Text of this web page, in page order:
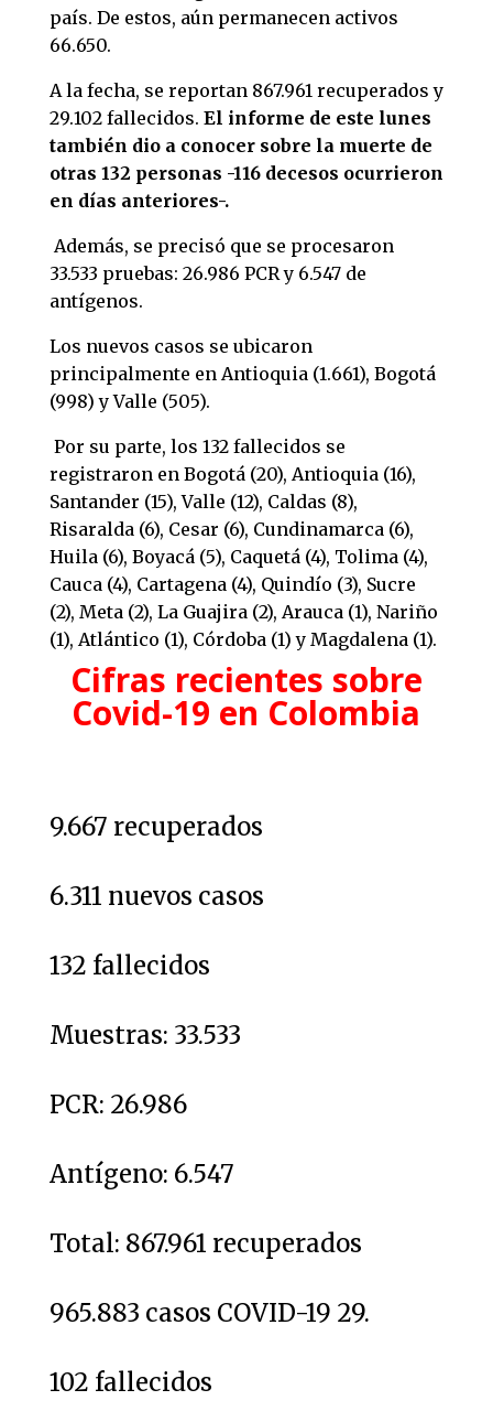
país. De estos, aún permanecen activos
66.650.
A la fecha, se reportan 867.961 recuperados y
29.102 fallecidos. El informe de este lunes
también dio a conocer sobre la muerte de
otras 132 personas -116 decesos ocurrieron
en días anteriores-.
Además, se precisó que se procesaron
33.533 pruebas: 26.986 PCR y 6.547 de
antígenos.
Los nuevos casos se ubicaron
principalmente en Antioquia (1.661), Bogotá
(998) y Valle (505).
Por su parte, los 132 fallecidos se
registraron en Bogotá (20), Antioquia (16),
Santander (15), Valle (12), Caldas (8),
Risaralda (6), Cesar (6), Cundinamarca (6),
Huila (6), Boyacá (5), Caquetá (4), Tolima (4),
Cauca (4), Cartagena (4), Quindío (3), Sucre
(2), Meta (2), La Guajira (2), Arauca (1), Nariño
(1), Atlántico (1), Córdoba (1) y Magdalena (1).
Cifras recientes sobre
Covid-19 en Colombia
9.667 recuperados
6.311 nuevos casos
132 fallecidos
Muestras: 33.533
PCR: 26.986
Antígeno: 6.547
Total: 867.961 recuperados
965.883 casos COVID-19 29.
102 fallecidos